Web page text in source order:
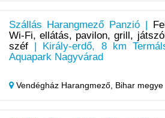
Szállás Harangmező Panzió |
Wi-Fi, ellátás, pavilon, grill,
széf| Király-erdő, 8 km
Aquapark Nagyvárad
Vendégház Harangmező, Bihar megye